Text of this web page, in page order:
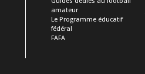
amateur
Le Programme éducatif
fédéral
FAFA